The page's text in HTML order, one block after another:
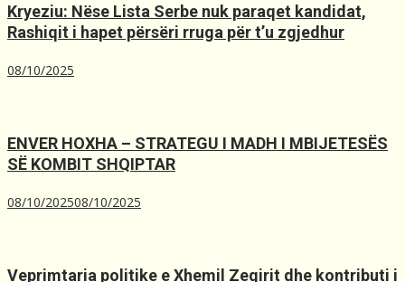
Kryeziu: Nëse Lista Serbe nuk paraqet kandidat,
Rashiqit i hapet përsëri rruga për t’u zgjedhur
08/10/2025
ENVER HOXHA – STRATEGU I MADH I MBIJETESËS
SË KOMBIT SHQIPTAR
08/10/202508/10/2025
Veprimtaria politike e Xhemil Zeqirit dhe kontributi i